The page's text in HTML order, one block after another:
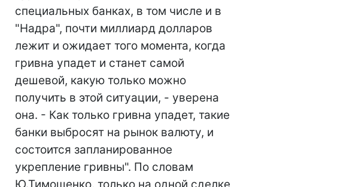
специальных банках, в том числе и в
"Надра", почти миллиард долларов
лежит и ожидает того момента, когда
гривна упадет и станет самой
дешевой, какую только можно
получить в этой ситуации, - уверена
она. - Как только гривна упадет, такие
банки выбросят на рынок валюту, и
состоится запланированное
укрепление гривны". По словам